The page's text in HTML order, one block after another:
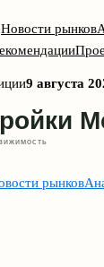
Новости рынков
9 августа
рынков